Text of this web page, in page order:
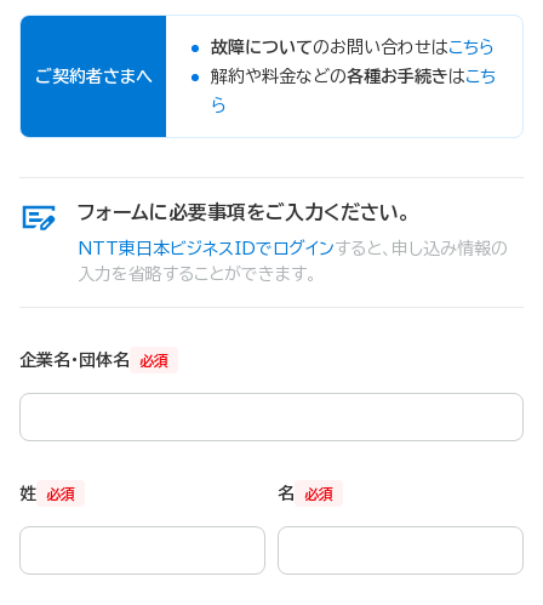
ご契約者さまへ
故障についてのお問い合わせはこちら
解約や料金などの各種お手続きはこち
ら
フォームに必要事項をご入力ください。
NTT東日本ビジネスIDでログインすると、申し込み情報の
入力を省略することができます。
必須
企業名・団体名
必須
姓 必須
名